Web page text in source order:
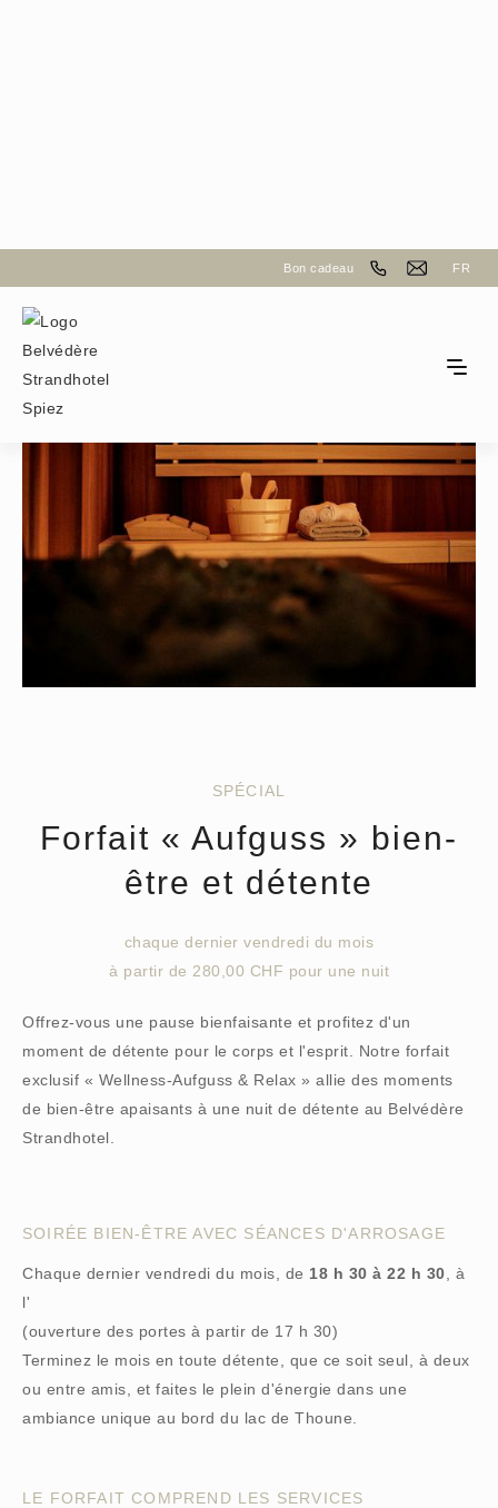
Bon cadeau FR
SPÉCIAL
Forfait « Aufguss » bien-
être et détente
chaque dernier vendredi du mois
à partir de 280,00 CHF pour une nuit
Offrez-vous une pause bienfaisante et profitez d'un
moment de détente pour le corps et l'esprit. Notre forfait
exclusif « Wellness-Aufguss & Relax » allie des moments
de bien-être apaisants à une nuit de détente au Belvédère
Strandhotel.
SOIRÉE BIEN-ÊTRE AVEC SÉANCES D'ARROSAGE
Chaque dernier vendredi du mois, de 18 h 30 à 22 h 30 , à
l'
(ouverture des portes à partir de 17 h 30)
Terminez le mois en toute détente, que ce soit seul, à deux
ou entre amis, et faites le plein d'énergie dans une
ambiance unique au bord du lac de Thoune.
LE FORFAIT COMPREND LES SERVICES